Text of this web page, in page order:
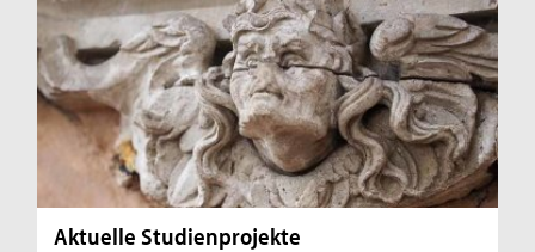
Aktuelle Studienprojekte